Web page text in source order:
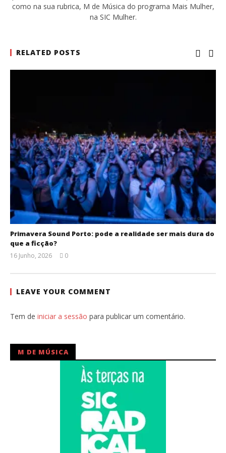
como na sua rubrica, M de Música do programa Mais Mulher,
na SIC Mulher.
RELATED POSTS
Primavera Sound Porto: pode a realidade ser mais dura do
que a ficção?
16 Junho, 2026
Ventura
0
LEAVE YOUR COMMENT
Tem de iniciar a sessão para publicar um comentário.
M DE MÚSICA